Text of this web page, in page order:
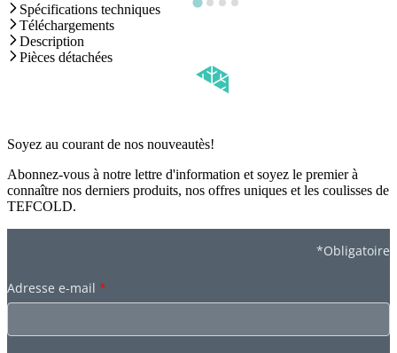
Spécifications techniques
Téléchargements
Description
Pièces détachées
Soyez au courant de nos nouveautès!
Abonnez-vous à notre lettre d'information et soyez le premier à
connaître nos derniers produits, nos offres uniques et les coulisses de
TEFCOLD.
*Obligatoire
Adresse e-mail *